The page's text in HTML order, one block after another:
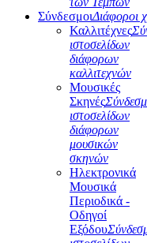
ΣύνδεσμοιΔιάφοροι
Καλλιτέχνες
ιστοσελίδων
διάφορων
καλλιτεχνών
Μουσικές
Σκηνές
ιστοσελίδων
διάφορων
μουσικών
σκηνών
Ηλεκτρονικά
Μουσικά
Περιοδικά -
Οδηγοί
Εξόδου